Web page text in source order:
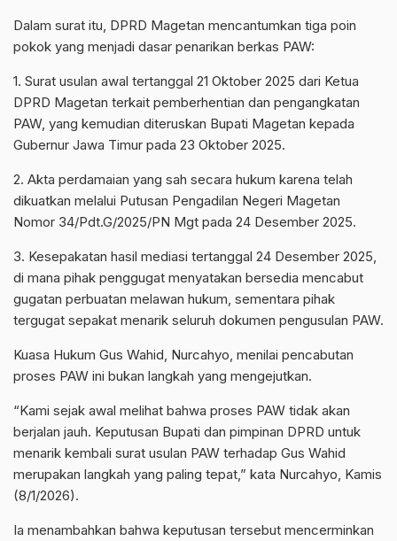
Dalam surat itu, DPRD Magetan mencantumkan tiga poin
pokok yang menjadi dasar penarikan berkas PAW:
1. Surat usulan awal tertanggal 21 Oktober 2025 dari Ketua
DPRD Magetan terkait pemberhentian dan pengangkatan
PAW, yang kemudian diteruskan Bupati Magetan kepada
Gubernur Jawa Timur pada 23 Oktober 2025.
2. Akta perdamaian yang sah secara hukum karena telah
dikuatkan melalui Putusan Pengadilan Negeri Magetan
Nomor 34/Pdt.G/2025/PN Mgt pada 24 Desember 2025.
3. Kesepakatan hasil mediasi tertanggal 24 Desember 2025,
di mana pihak penggugat menyatakan bersedia mencabut
gugatan perbuatan melawan hukum, sementara pihak
tergugat sepakat menarik seluruh dokumen pengusulan PAW.
Kuasa Hukum Gus Wahid, Nurcahyo, menilai pencabutan
proses PAW ini bukan langkah yang mengejutkan.
“Kami sejak awal melihat bahwa proses PAW tidak akan
berjalan jauh. Keputusan Bupati dan pimpinan DPRD untuk
menarik kembali surat usulan PAW terhadap Gus Wahid
merupakan langkah yang paling tepat,” kata Nurcahyo, Kamis
(8/1/2026).
Ia menambahkan bahwa keputusan tersebut mencerminkan